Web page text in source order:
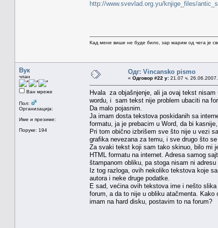
http://www.svevlad.org.yu/knjige_files/
Кад мене више не буде било, зар марим од чега је
Вук
члан
Ван мреже
Пол:
Организација:
Име и презиме:
Поруке: 194
Одг: Vincansko pismo
« Одговор #22 у: 21.07 ч.
Hvala za objašnjenje, ali ja ovaj tekst
wordu, i sam tekst nije problem ubaciti na
Da malo pojasnim.
Ja imam dosta tekstova poskidanih sa
formatu, ja je prebacim u Word, da bi
Pri tom obično izbrišem sve što nije u vezi
grafika nevezana za temu, i sve drugo što
Za svaki tekst koji sam tako skinuo, bilo mi
HTML formatu na internet. Adresa samog
štampanom obliku, pa stoga nisam ni
Iz tog razloga, ovih nekoliko tekstova koje
autora i neke druge podatke.
E sad, većina ovih tekstova ime i nešto
forum, a da to nije u obliku atačmenta.
imam na hard disku, postavim to na forum?